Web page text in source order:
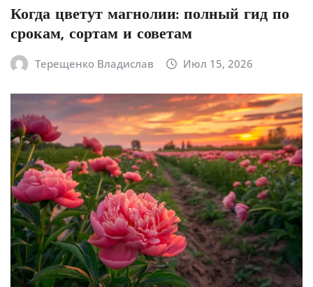
Когда цветут магнолии: полный гид по
срокам, сортам и советам
Терещенко Владислав Июл 15, 2026